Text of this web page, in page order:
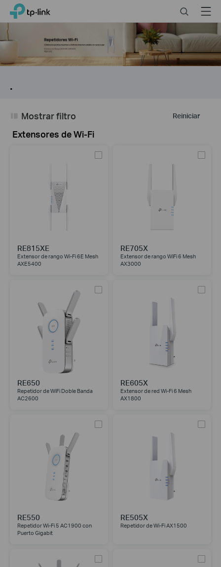
Click
skip
the
bar
TP-Link, Reliably Smart SearchMenu
.
Reiniciar
Mostrar filtro
Extensores de Wi-Fi
RE815XE
Extensor de rango Wi-Fi 6E Mesh
AXE5400
RE705X
Extensor de rango WiFi 6 Mesh
AX3000
RE650
Repetidor de WiFi Doble Banda
AC2600
RE605X
Extensor de red Wi-Fi 6 Mesh
AX1800
RE550
Repetidor Wi-Fi 5 AC1900 con
Puerto Gigabit
RE505X
Repetidor de Wi-Fi AX1500